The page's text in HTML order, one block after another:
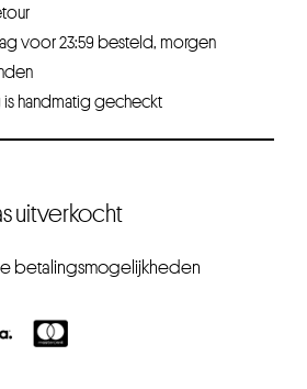
voor 23:59 besteld, morgen
handmatig gecheckt
uitverkocht
betalingsmogelijkheden